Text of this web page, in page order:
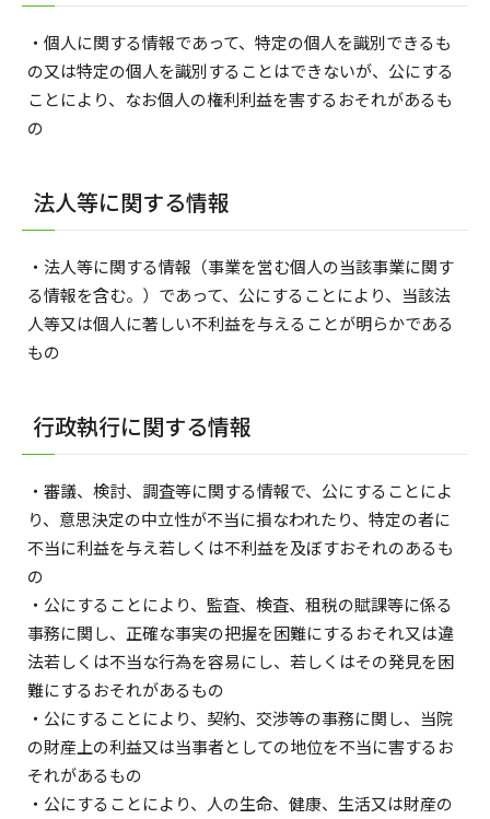
・個人に関する情報であって、特定の個人を識別できるも
の又は特定の個人を識別することはできないが、公にする
ことにより、なお個人の権利利益を害するおそれがあるも
の
法人等に関する情報
・法人等に関する情報（事業を営む個人の当該事業に関す
る情報を含む。）であって、公にすることにより、当該法
人等又は個人に著しい不利益を与えることが明らかである
もの
行政執行に関する情報
・審議、検討、調査等に関する情報で、公にすることによ
り、意思決定の中立性が不当に損なわれたり、特定の者に
不当に利益を与え若しくは不利益を及ぼすおそれのあるも
の
・公にすることにより、監査、検査、租税の賦課等に係る
事務に関し、正確な事実の把握を困難にするおそれ又は違
法若しくは不当な行為を容易にし、若しくはその発見を困
難にするおそれがあるもの
・公にすることにより、契約、交渉等の事務に関し、当院
の財産上の利益又は当事者としての地位を不当に害するお
それがあるもの
・公にすることにより、人の生命、健康、生活又は財産の